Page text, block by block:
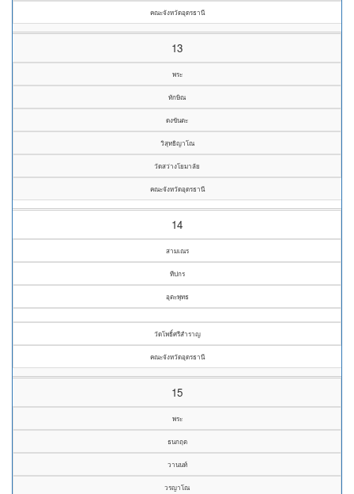
คณะจังหวัดอุดรธานี
13
พระ
ทักษิณ
ดงขันตะ
วิสุทธิญาโณ
วัดสว่างโยมาลัย
คณะจังหวัดอุดรธานี
14
สามเณร
ทีปกร
อุตะพุทธ
วัดโพธิ์ศรีสำราญ
คณะจังหวัดอุดรธานี
15
พระ
ธนกฤต
วานนท์
วรญาโณ